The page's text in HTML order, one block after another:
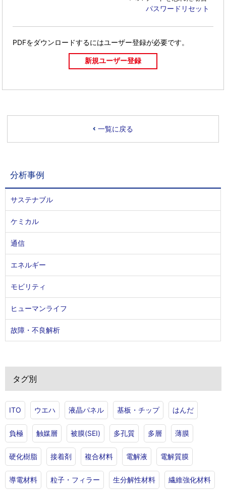
パスワードリセット
PDFをダウンロードするにはユーザー登録が必要です。
一覧に戻る
分析事例
サステナブル
ケミカル
通信
エネルギー
モビリティ
ヒューマンライフ
故障・不良解析
タグ別
ITO ウエハ 液晶パネル 基板・チップ はんだ
負極 触媒層 被膜(SEI) 多孔質 多層 薄膜
硬化樹脂 接着剤 複合材料 電解液 電解質膜
導電材料 粒子・フィラー 生分解性材料 繊維強化材料